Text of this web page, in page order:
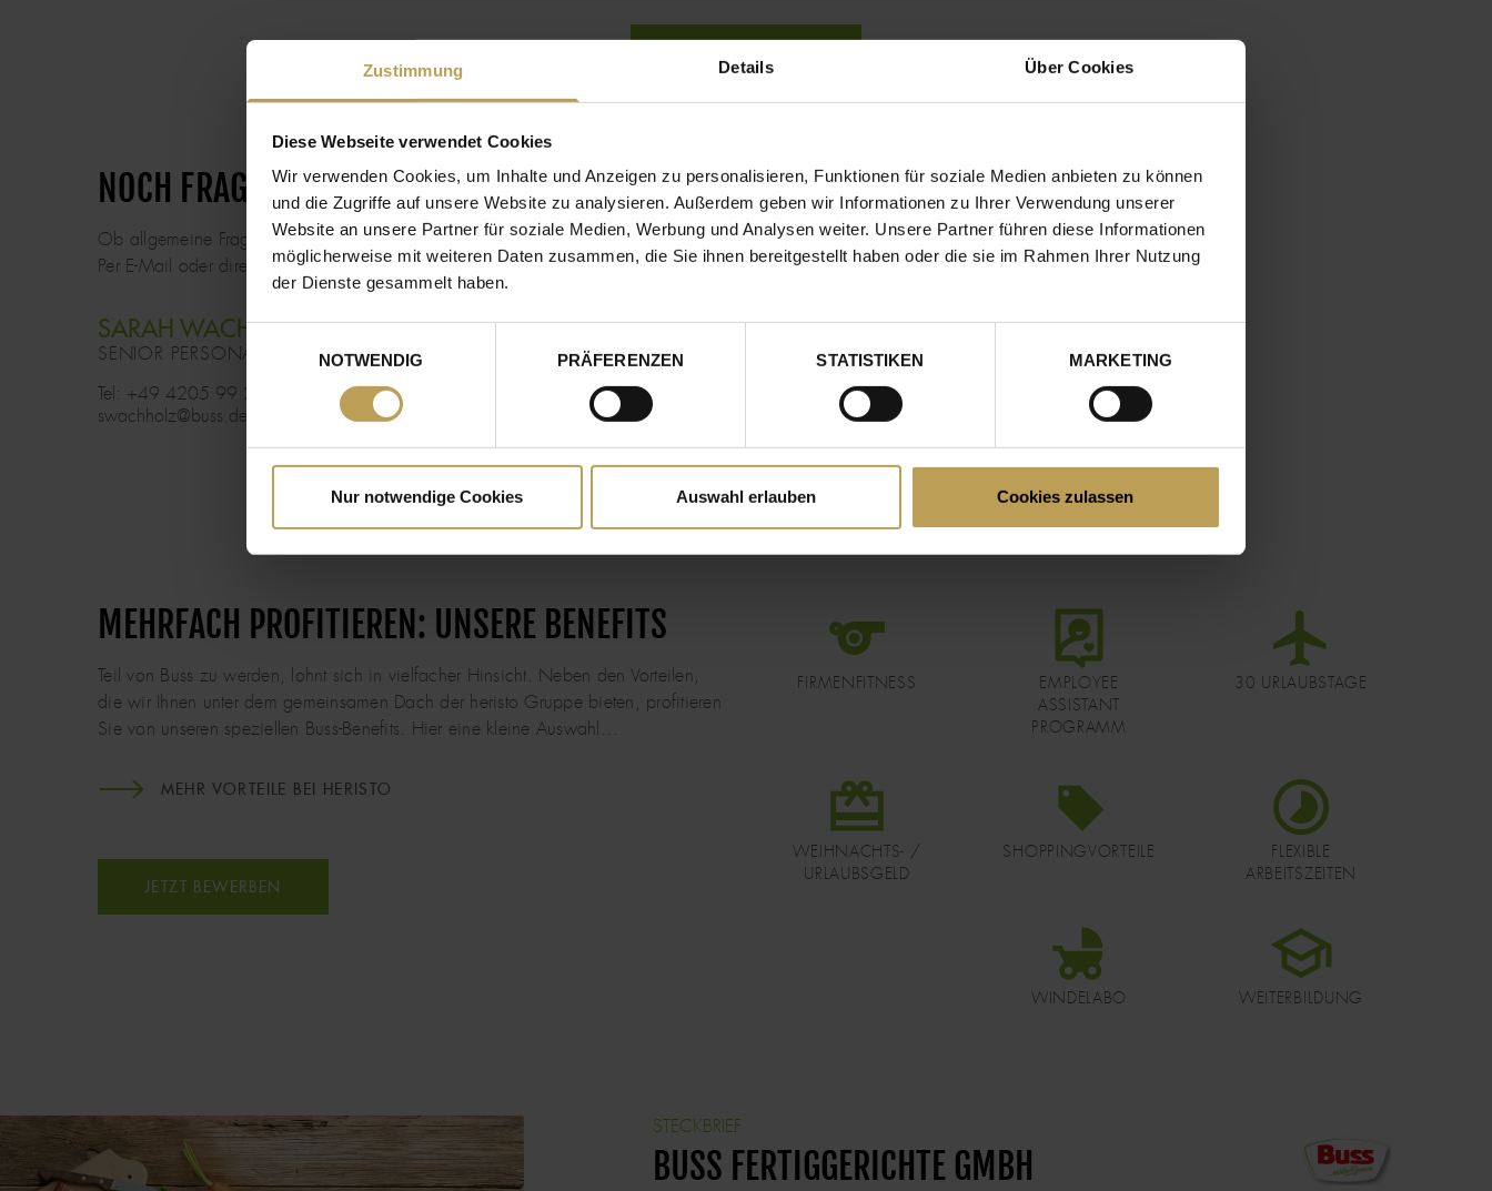
Zustimmung Details Über Cookies
Diese Webseite verwendet Cookies
Wir verwenden Cookies, um Inhalte und Anzeigen zu personalisieren, Funktionen für soziale Medien anbieten zu können
und die Zugriffe auf unsere Website zu analysieren. Außerdem geben wir Informationen zu Ihrer Verwendung unserer
Website an unsere Partner für soziale Medien, Werbung und Analysen weiter. Unsere Partner führen diese Informationen
möglicherweise mit weiteren Daten zusammen, die Sie ihnen bereitgestellt haben oder die sie im Rahmen Ihrer Nutzung
der Dienste gesammelt haben.
Einwilligungsauswahl
NOTWENDIG
PRÄFERENZEN STATISTIKEN MARKETING
Nur notwendige Cookies Auswahl erlauben Cookies zulassen
NOCH FRAGEN? KOSTET NICHTS.
Ob allgemeine Frage oder konkretes Interesse: Gerne beantworte ich offene Fragen!
Per E-Mail oder direkt am Telefon.
SARAH WACHHOLZ
SENIOR PERSONALREFERENTIN
Tel: +49 4205 99 254
swachholz@buss.de
MEHRFACH PROFITIEREN: UNSERE BENEFITS
Teil von Buss zu werden, lohnt sich in vielfacher Hinsicht. Neben den Vorteilen,
die wir Ihnen unter dem gemeinsamen Dach der heristo Gruppe bieten, profitieren
Sie von unseren speziellen Buss-Benefits. Hier eine kleine Auswahl…
MEHR VORTEILE BEI HERISTO
JETZT BEWERBEN
DATEI
30 URLAUBSTAGE
DATEI
EMPLOYEE
ASSISTANT
PROGRAMM
DATEI
FIRMENFITNESS
DATEI
FLEXIBLE
ARBEITSZEITEN
DATEI
SHOPPINGVORTEILE
DATEI
WEIHNACHTS- /
URLAUBSGELD
DATEI
WEITERBILDUNG
DATEI
WINDELABO
BUSS FERTIGGERICHTE GMBH IMAGE